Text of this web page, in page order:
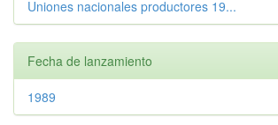
Uniones nacionales productores 19...
Fecha de lanzamiento
1989